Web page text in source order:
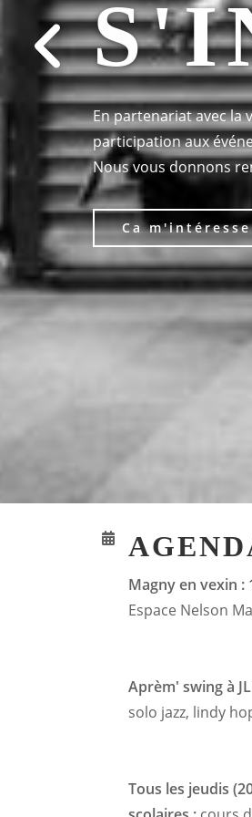
En partenariat avec la
participation aux
Nous vous donnons
Ca m'intéresse
Magny en vexin :
Espace Nelson
Aprèm' swing à
solo jazz, lindy
Tous les jeudis